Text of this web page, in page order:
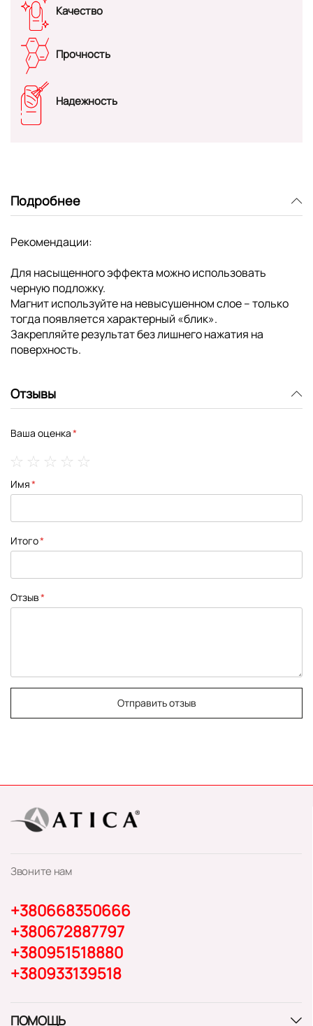
Качество
Прочность
Надежность
Подробнее
Рекомендации:
Для насыщенного эффекта можно использовать
черную подложку.
Магнит используйте на невысушенном слое – только
тогда появляется характерный «блик».
Закрепляйте результат без лишнего нажатия на
поверхность.
Отзывы
Ваша оценка
star
stars
stars
stars
stars
Имя
Итого
Отзыв
Отправить отзыв
Звоните нам
+380668350666
+380672887797
+380951518880
+380933139518
ПОМОЩЬ